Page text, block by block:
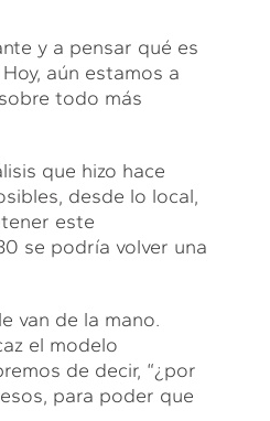
y a pensar qué es
aún estamos a
todo más
que hizo hace
desde lo local,
este
se podría volver una
van de la mano.
el modelo
de decir, “¿por
para poder que